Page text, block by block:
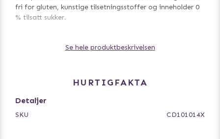
fri for gluten, kunstige tilsetningsstoffer og inneholder 0
% tilsatt sukker.
Se hele produktbeskrivelsen
HURTIGFAKTA
Detaljer
SKU CD101014X